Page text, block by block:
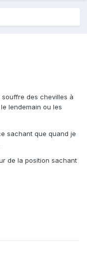
des chevilles à
lendemain ou les
sachant que quand je
de la position sachant